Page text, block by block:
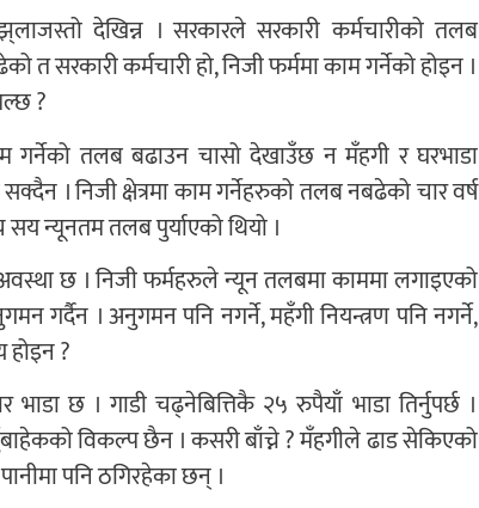
देखिन्न । सरकारले सरकारी कर्मचारीको तलब
सरकारी कर्मचारी हो, निजी फर्ममा काम गर्नेको होइन ।
?
गर्नेको तलब बढाउन चासो देखाउँछ न मँहगी र घरभाडा
। निजी क्षेत्रमा काम गर्नेहरुको तलब नबढेको चार वर्ष
सय न्यूनतम तलब पुर्याएको थियो ।
छ । निजी फर्महरुले न्यून तलबमा काममा लगाइएको
। अनुगमन पनि नगर्ने, महँगी नियन्त्रण पनि नगर्ने,
होइन ?
छ । गाडी चढ्नेबित्तिकै २५ रुपैयाँ भाडा तिर्नुपर्छ ।
विकल्प छैन । कसरी बाँच्ने ? मँहगीले ढाड सेकिएको
पनि ठगिरहेका छन् ।